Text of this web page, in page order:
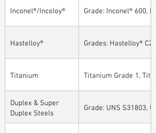
Inconel®/Incoloy® Grade: Inconel® 600,
Hastelloy® Grades: Hastelloy®
Titanium Titanium Grade 1,
Duplex & Super
Duplex Steels
Grade: UNS S31803,